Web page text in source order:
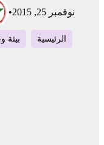
نوفمبر 25, 2015 •
الرئيسية بيئة